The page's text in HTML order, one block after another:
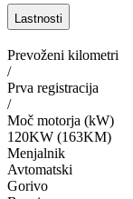
Lastnosti
Prevoženi kilometri
/
Prva registracija
/
Moč motorja (kW)
120KW (163KM)
Menjalnik
Avtomatski
Gorivo